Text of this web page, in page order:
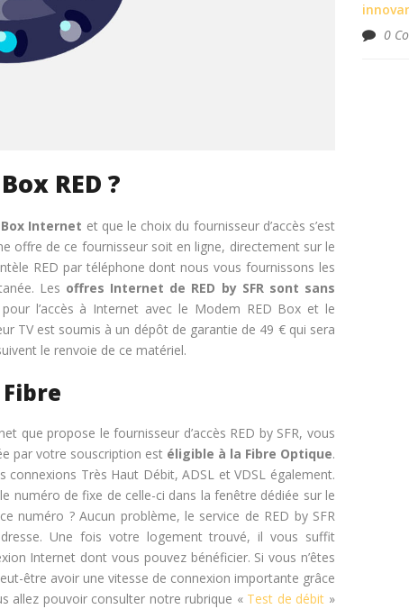
RED ?
Internet et que le choix du fournisseur d’accès s’est
offre de ce fournisseur soit en ligne, directement sur le
RED par téléphone dont nous vous fournissons les
Les offres Internet de RED by SFR sont sans
l’accès à Internet avec le Modem RED Box et le
TV est soumis à un dépôt de garantie de 49 € qui sera
le renvoie de ce matériel.
que propose le fournisseur d’accès RED by SFR, vous
par votre souscription est éligible à la Fibre Optique.
connexions Très Haut Débit, ADSL et VDSL également.
numéro de fixe de celle-ci dans la fenêtre dédiée sur le
numéro ? Aucun problème, le service de RED by SFR
Une fois votre logement trouvé, il vous suffit
Internet dont vous pouvez bénéficier. Si vous n’êtes
être avoir une vitesse de connexion importante grâce
allez pouvoir consulter notre rubrique « Test de débit »
0